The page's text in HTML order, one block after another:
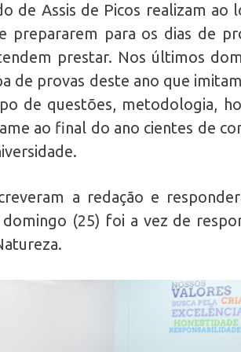
de Assis de Picos realizam ao
prepararem para os dias de
prestar. Nos últimos
de provas deste ano que
de questões, metodologia,
ao final do ano cientes de
a redação e
domingo (25) foi a vez de